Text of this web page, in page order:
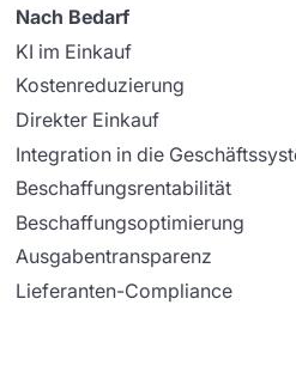
Nach Bedarf
KI im Einkauf
Kostenreduzierung
Direkter Einkauf
Integration in die
Beschaffungsrentabilität
Beschaffungsoptimierung
Ausgabentransparenz
Lieferanten-Compliance